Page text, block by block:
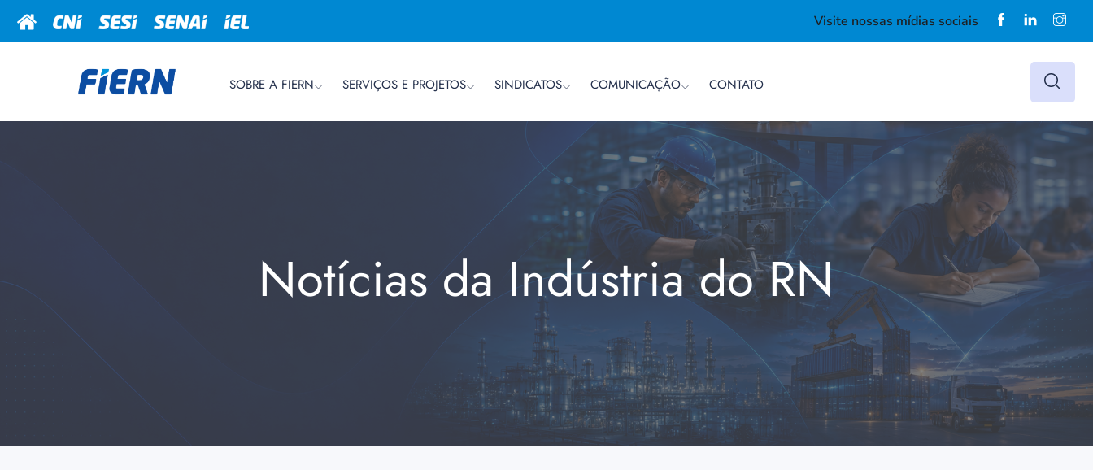
Visite nossas mídias sociais
SOBRE A FIERN SERVIÇOS E PROJETOS SINDICATOS COMUNICAÇÃO CONTATO
Notícias da Indústria do RN